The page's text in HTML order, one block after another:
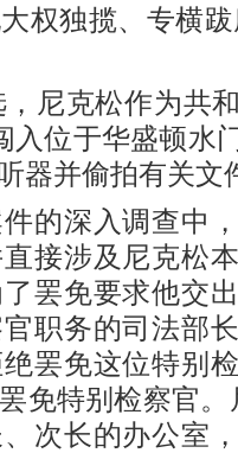
权独揽、专横
克松作为共
入位于华盛顿水
器并偷拍有关文
深入调查中，
接涉及尼克松
罢免要求他交
职务的司法部
罢免这位特别
免特别检察官
次长的办公室